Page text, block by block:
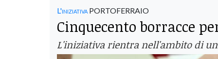
L'iniziativa PORTOFERRAIO
Cinquecento borracce
L'iniziativa rientra nell'ambito di